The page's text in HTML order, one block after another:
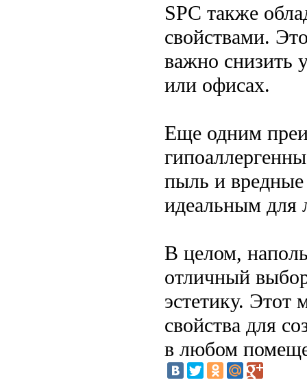
SPC также
свойствами.
важно снизить
или офисах.
Еще одним
пыль и вредные
идеальным для
В целом,
отличный
эстетику. Этот
свойства для
в любом